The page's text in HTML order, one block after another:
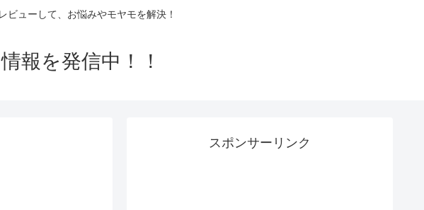
ューして、お悩みやモヤモを解決！
報を発信中！！
スポンサーリンク